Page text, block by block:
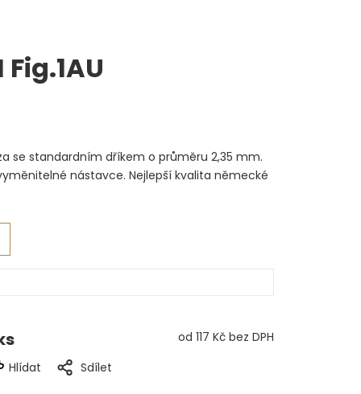
od 117 Kč bez DPH
se standardním dříkem o průměru 2,35 mm.
nástavce. Nejlepší kvalita německé
Hlídat Sdílet